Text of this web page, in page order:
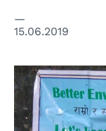
15.06.2019